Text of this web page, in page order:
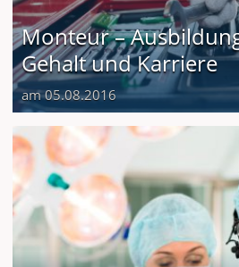
Monteur –
Gehalt und Karriere
am 05.08.2016